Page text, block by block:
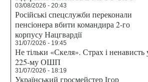
03/08/2026 - 20:43
Російські спецслужби переконали
пенсіонера вбити командира 2-го
корпусу Нацгвардії
31/07/2026 - 19:45
Не тільки «Скеля». Страх і ненависть
225-му ОШП
31/07/2026 - 18:19
Український гросмейстер Ігор